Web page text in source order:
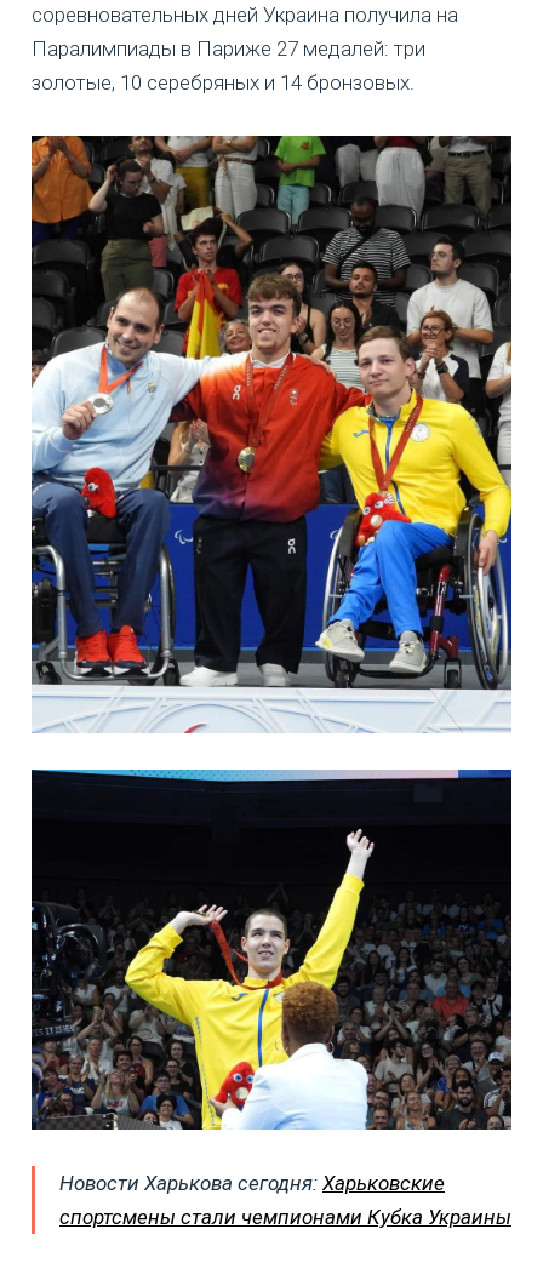
соревновательных дней Украина получила на
Паралимпиады в Париже 27 медалей: три
золотые, 10 серебряных и 14 бронзовых.
Новости Харькова сегодня: Харьковские
спортсмены стали чемпионами Кубка Украины